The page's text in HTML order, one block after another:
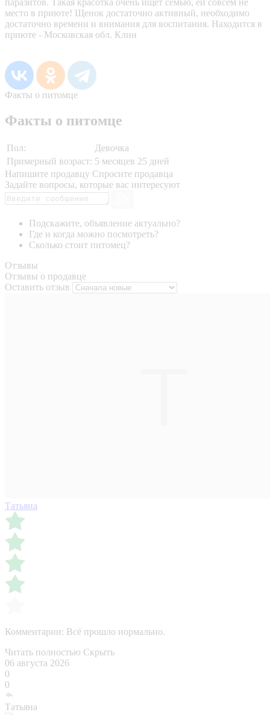
место в приюте! Щенок достаточно активный, необходимо
достаточно времени и внимания для воспитания. Находится в
приюте - Московская обл. Клин
Факты о питомце
Факты о питомце
Пол:
Девочка
Примерный возраст: 5 месяцев 25 дней
Напишите продавцу Спросите продавца
Задайте вопросы, которые вас интересуют
Подскажите, объявление актуально?
Где и когда можно посмотреть?
Сколько стоит питомец?
Отзывы
Отзывы о продавце
Оставить отзыв
Татьяна
Комментарии: Всё прошло нормально.
Читать полностью Скрыть
06 августа 2026
0
0
Татьяна